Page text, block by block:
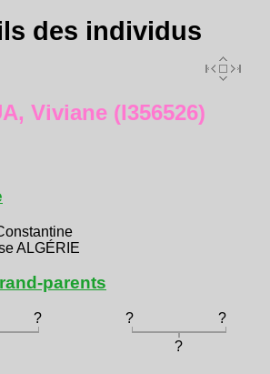
des individus
Viviane (I356526)
ALGÉRIE
parents
? ?
?
?